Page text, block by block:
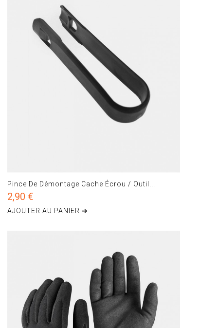
Pince De Démontage Cache Écrou / Outil...
2,90 €
AJOUTER AU PANIER ➔